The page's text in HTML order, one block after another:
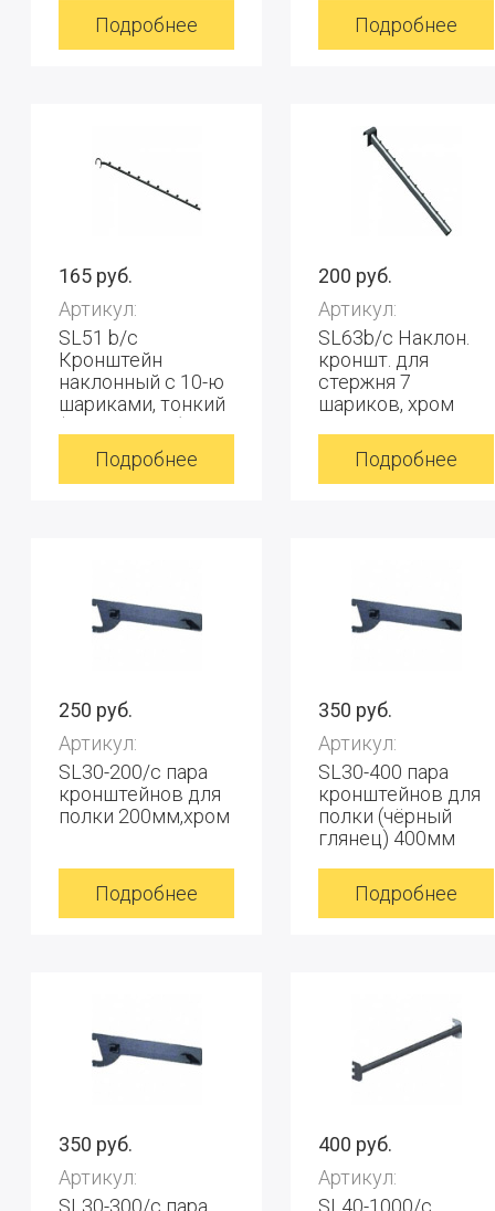
Подробнее
хромПодробнее
165 руб.
Артикул:
SL51 b/с
Кронштейн
наклонный с 10-ю
шариками, тонкий
хромПодробнее
200 руб.
Артикул:
SL63b/c Наклон.
кроншт. для
стержня 7
шариков, хром
Подробнее
250 руб.
Артикул:
SL30-200/c пара
кронштейнов для
полки 200мм,хром
Подробнее
350 руб.
Артикул:
SL30-400 пара
кронштейнов для
полки (чёрный
глянец) 400мм
Подробнее
350 руб.
Артикул:
SL30-300/c пара
400 руб.
Артикул:
SL40-1000/с